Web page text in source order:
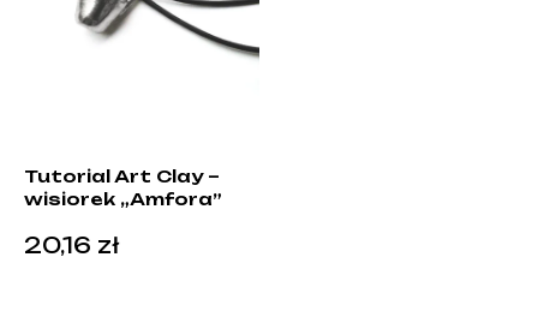
Tutorial Art Clay –
wisiorek „Amfora”
20,16 zł